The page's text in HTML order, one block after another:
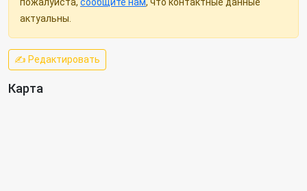
актуальны.
✍ Редактировать
Карта